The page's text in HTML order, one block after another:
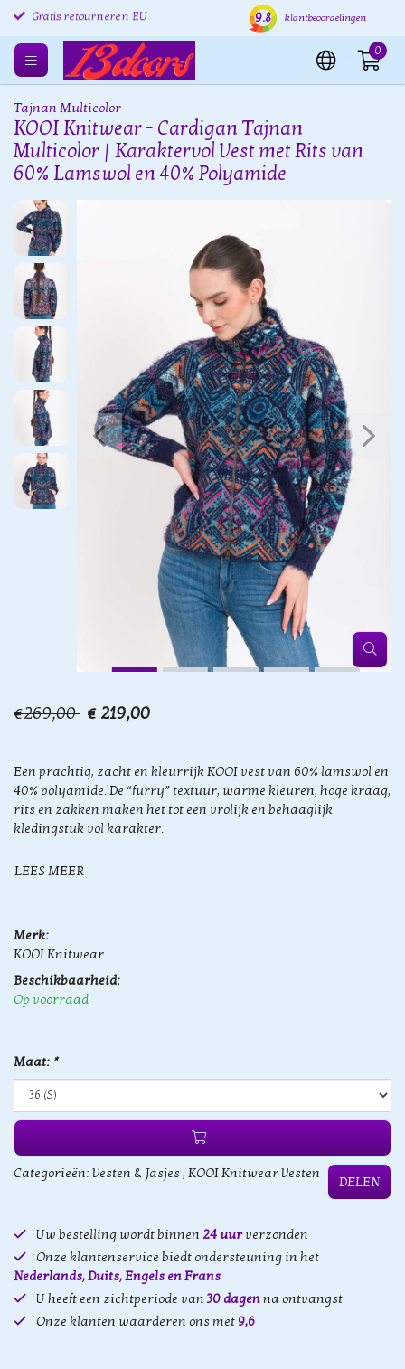
Gratis retourneren EU Verzending binnen 24 uur
9.8 klantbeoordelingen
0
Tajnan Multicolor
KOOI Knitwear - Cardigan Tajnan
Multicolor | Karaktervol Vest met Rits van
60% Lamswol en 40% Polyamide
€269,00 € 219,00
Een prachtig, zacht en kleurrijk KOOI vest van 60% lamswol en
40% polyamide. De “furry” textuur, warme kleuren, hoge kraag,
rits en zakken maken het tot een vrolijk en behaaglijk
kledingstuk vol karakter.
LEES MEER
Merk:
KOOI Knitwear
Beschikbaarheid:
Op voorraad
Maat: *
Categorieën: Vesten & Jasjes, KOOI Knitwear Vesten
DELEN
Uw bestelling wordt binnen 24 uurverzonden
Onze klantenservice biedt ondersteuning in het
Nederlands, Duits, Engels en Frans
U heeft een zichtperiode van30 dagenna ontvangst
Onze klanten waarderen ons met 9,6